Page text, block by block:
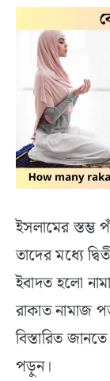
ইসলামের স্তম্ভ
তাদের মধ্যে
ইবাদত হলো
রাকাত নামাজ
বিস্তারিত
পড়ুন।